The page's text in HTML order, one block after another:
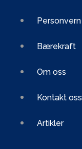
Personvern
Bærekraft
Om oss
Kontakt oss
Artikler